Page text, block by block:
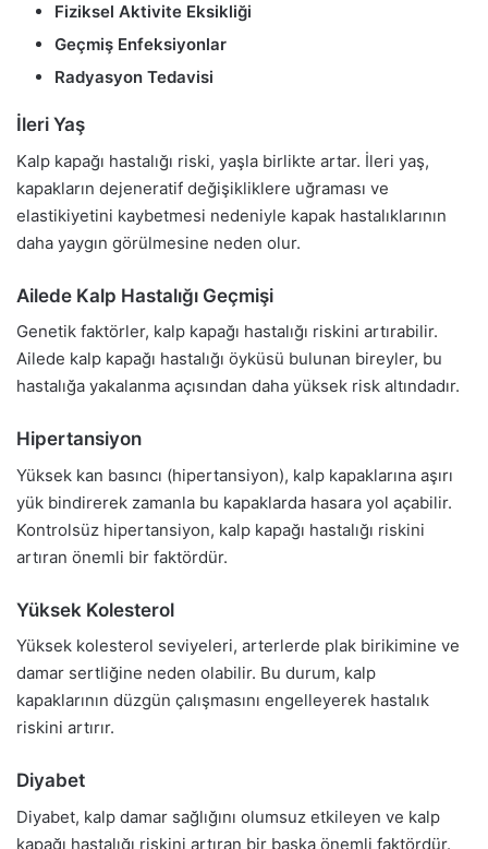
Fiziksel Aktivite Eksikliği
Geçmiş Enfeksiyonlar
Radyasyon Tedavisi
İleri Yaş
Kalp kapağı hastalığı riski, yaşla birlikte artar. İleri yaş,
kapakların dejeneratif değişikliklere uğraması ve
elastikiyetini kaybetmesi nedeniyle kapak hastalıklarının
daha yaygın görülmesine neden olur.
Ailede Kalp Hastalığı Geçmişi
Genetik faktörler, kalp kapağı hastalığı riskini artırabilir.
Ailede kalp kapağı hastalığı öyküsü bulunan bireyler, bu
hastalığa yakalanma açısından daha yüksek risk altındadır.
Hipertansiyon
Yüksek kan basıncı (hipertansiyon), kalp kapaklarına aşırı
yük bindirerek zamanla bu kapaklarda hasara yol açabilir.
Kontrolsüz hipertansiyon, kalp kapağı hastalığı riskini
artıran önemli bir faktördür.
Yüksek Kolesterol
Yüksek kolesterol seviyeleri, arterlerde plak birikimine ve
damar sertliğine neden olabilir. Bu durum, kalp
kapaklarının düzgün çalışmasını engelleyerek hastalık
riskini artırır.
Diyabet
Diyabet, kalp damar sağlığını olumsuz etkileyen ve kalp
kapağı hastalığı riskini artıran bir başka önemli faktördür.